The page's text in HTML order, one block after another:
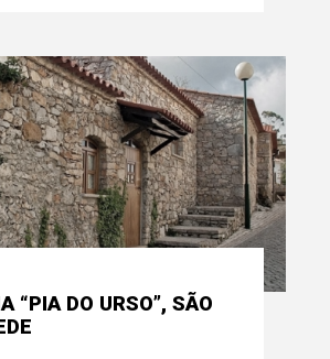
“PIA DO URSO”, SÃO